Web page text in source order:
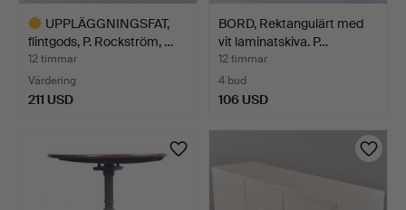
UPPLÄGGNINGSFAT,
flintgods, P. Rockström, …
12 timmar
Värdering
211 USD
BORD, Rektangulärt med
vit laminatskiva. P…
12 timmar
4 bud
106 USD